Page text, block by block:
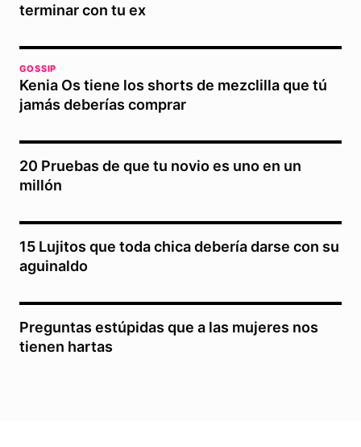
terminar con tu ex
GOSSIP
Kenia Os tiene los shorts de mezclilla que tú
jamás deberías comprar
20 Pruebas de que tu novio es uno en un
millón
15 Lujitos que toda chica debería darse con su
aguinaldo
Preguntas estúpidas que a las mujeres nos
tienen hartas